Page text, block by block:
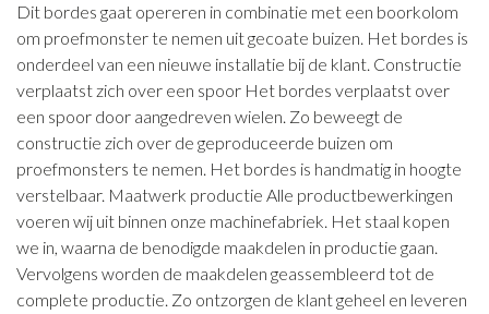
Dit bordes gaat opereren in combinatie met een boorkolom
om proefmonster te nemen uit gecoate buizen. Het bordes is
onderdeel van een nieuwe installatie bij de klant. Constructie
verplaatst zich over een spoor Het bordes verplaatst over
een spoor door aangedreven wielen. Zo beweegt de
constructie zich over de geproduceerde buizen om
proefmonsters te nemen. Het bordes is handmatig in hoogte
verstelbaar. Maatwerk productie Alle productbewerkingen
voeren wij uit binnen onze machinefabriek. Het staal kopen
we in, waarna de benodigde maakdelen in productie gaan.
Vervolgens worden de maakdelen geassembleerd tot de
complete productie. Zo ontzorgen de klant geheel en leveren